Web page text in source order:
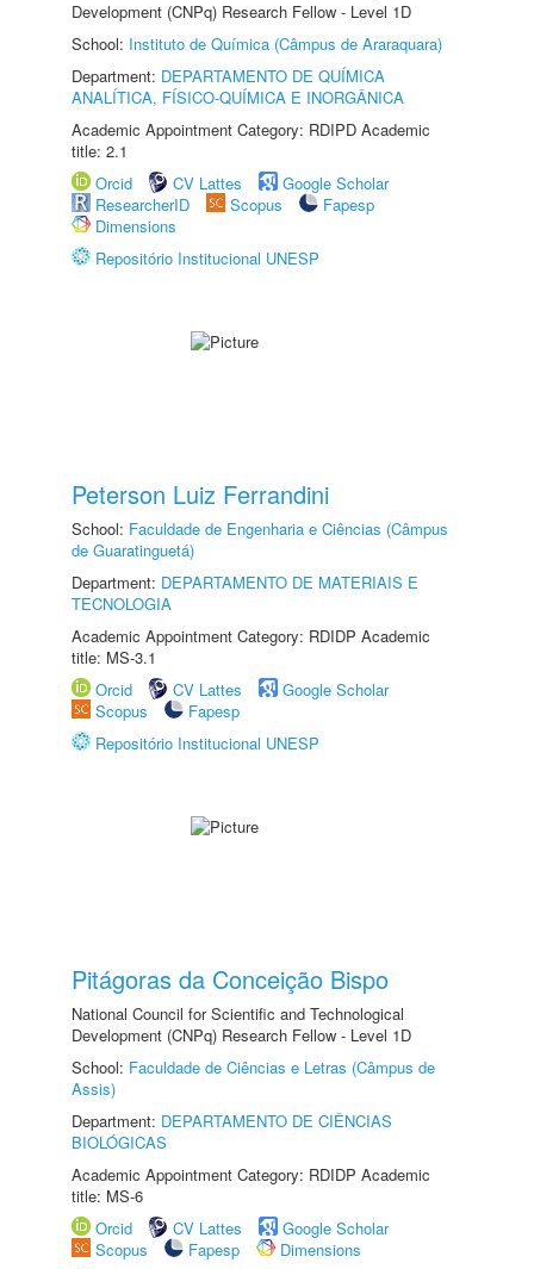
Development (CNPq) Research Fellow - Level 1D
School: Instituto de Química (Câmpus de Araraquara)
Department: DEPARTAMENTO DE QUÍMICA
ANALÍTICA, FÍSICO-QUÍMICA E INORGÂNICA
Academic Appointment Category: RDIPD Academic
title: 2.1
Orcid
CV Lattes
Google Scholar
ResearcherID
Scopus
Fapesp
Dimensions
Repositório Institucional UNESP
Peterson Luiz Ferrandini
School: Faculdade de Engenharia e Ciências (Câmpus
de Guaratinguetá)
Department: DEPARTAMENTO DE MATERIAIS E
TECNOLOGIA
Academic Appointment Category: RDIDP Academic
title: MS-3.1
Orcid
CV Lattes
Google Scholar
Scopus
Fapesp
Repositório Institucional UNESP
Pitágoras da Conceição Bispo
National Council for Scientific and Technological
Development (CNPq) Research Fellow - Level 1D
School: Faculdade de Ciências e Letras (Câmpus de
Assis)
Department: DEPARTAMENTO DE CIÊNCIAS
BIOLÓGICAS
Academic Appointment Category: RDIDP Academic
title: MS-6
Orcid
CV Lattes
Google Scholar
Scopus
Fapesp
Dimensions